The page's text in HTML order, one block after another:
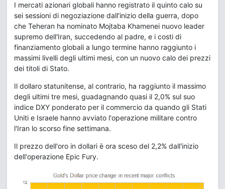
I mercati azionari globali hanno registrato il quinto calo su
sei sessioni di negoziazione dall'inizio della guerra, dopo
che Teheran ha nominato Mojtaba Khamenei nuovo leader
supremo dell'Iran, succedendo al padre, e i costi di
finanziamento globali a lungo termine hanno raggiunto i
massimi livelli degli ultimi mesi, con un nuovo calo dei prezzi
dei titoli di Stato.
Il dollaro statunitense, al contrario, ha raggiunto il massimo
degli ultimi tre mesi, guadagnando quasi il 2,0% sul suo
indice DXY ponderato per il commercio da quando gli Stati
Uniti e Israele hanno avviato l'operazione militare contro
l'Iran lo scorso fine settimana.
Il prezzo dell'oro in dollari è ora sceso del 2,2% dall'inizio
dell'operazione Epic Fury.